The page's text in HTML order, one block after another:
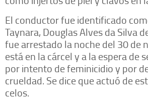
El conductor fue identificado
Taynara, Douglas Alves da Silva
fue arrestado la noche del 30 de
está en la cárcel y a la espera de
por intento de feminicidio y por
crueldad. Se dice que actuó de
celos.